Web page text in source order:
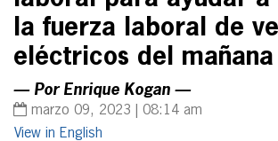
la fuerza laboral de
eléctricos del mañana
— Por Enrique Kogan —
marzo 09, 2023 | 08:14 am
English